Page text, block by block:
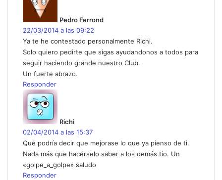
Pedro Ferrond
22/03/2014 a las 09:22
Ya te he contestado personalmente Richi.
Solo quiero pedirte que sigas ayudandonos a todos para
seguir haciendo grande nuestro Club.
Un fuerte abrazo.
Responder
Richi
02/04/2014 a las 15:37
Qué podría decir que mejorase lo que ya pienso de ti.
Nada más que hacérselo saber a los demás tio. Un
«golpe_a_golpe» saludo
Responder